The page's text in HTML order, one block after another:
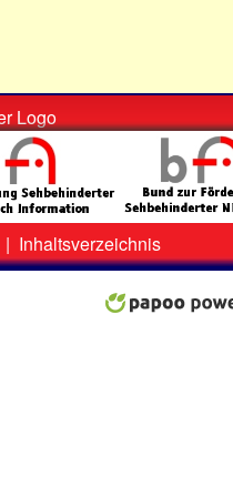
Logo
| Inhaltsverzeichnis